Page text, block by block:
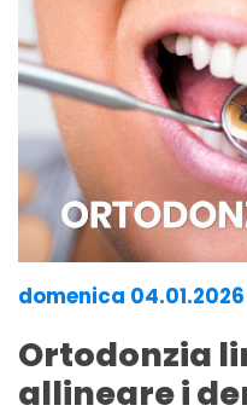
domenica 04.01.2026
Ortodonzia
allineare i